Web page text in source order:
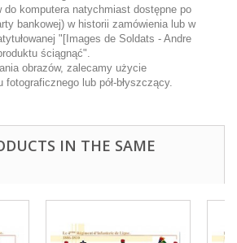
do komputera natychmiast dostępne po
bankowej) w historii zamówienia lub w
"[Images de Soldats - Andre
ściągnąć".
obrazów, zalecamy użycie
fotograficznego lub pół-błyszczący.
IN THE SAME